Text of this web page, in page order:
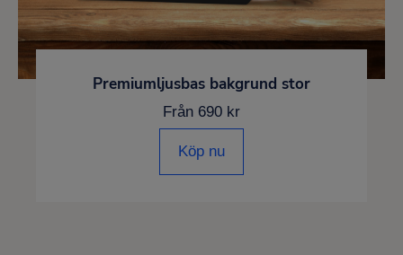
Premiumljusbas bakgrund stor
Från 690 kr
Köp nu